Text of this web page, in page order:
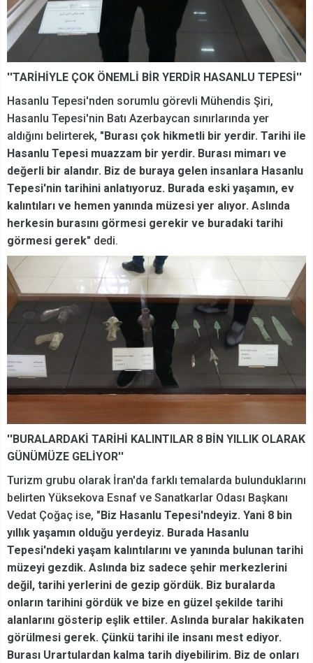
''TARİHİYLE ÇOK ÖNEMLİ BİR YERDİR HASANLU TEPESİ''
Hasanlu Tepesi'nden sorumlu görevli Mühendis Şiri,
Hasanlu Tepesi'nin Batı Azerbaycan sınırlarında yer
aldığını belirterek, "Burası çok hikmetli bir yerdir. Tarihi ile
Hasanlu Tepesi muazzam bir yerdir. Burası mimarı ve
değerli bir alandır. Biz de buraya gelen insanlara Hasanlu
Tepesi'nin tarihini anlatıyoruz. Burada eski yaşamın, ev
kalıntıları ve hemen yanında müzesi yer alıyor. Aslında
herkesin burasını görmesi gerekir ve buradaki tarihi
görmesi gerek" dedi.
''BURALARDAKİ TARİHİ KALINTILAR 8 BİN YILLIK OLARAK
GÜNÜMÜZE GELİYOR''
Turizm grubu olarak İran'da farklı temalarda bulunduklarını
belirten Yüksekova Esnaf ve Sanatkarlar Odası Başkanı
Vedat Çoğaç ise, "Biz Hasanlu Tepesi'ndeyiz. Yani 8 bin
yıllık yaşamın olduğu yerdeyiz. Burada Hasanlu
Tepesi'ndeki yaşam kalıntılarını ve yanında bulunan tarihi
müzeyi gezdik. Aslında biz sadece şehir merkezlerini
değil, tarihi yerlerini de gezip gördük. Biz buralarda
onların tarihini gördük ve bize en güzel şekilde tarihi
alanlarını gösterip eşlik ettiler. Aslında buralar hakikaten
görülmesi gerek. Çünkü tarihi ile insanı mest ediyor.
Burası Urartulardan kalma tarih diyebilirim. Biz de onları